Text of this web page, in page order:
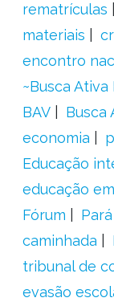
rematrículas
materiais
encontro
~Busca Ativa
BAV
Busca
economia
Educação
educação
Fórum
Pará
caminhada
tribunal de
evasão